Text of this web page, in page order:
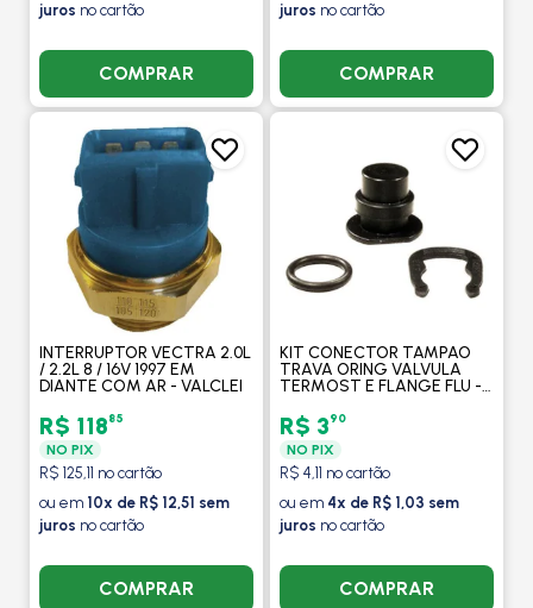
juros no cartão
COMPRAR
juros no cartão
COMPRAR
INTERRUPTOR VECTRA 2.0L
/ 2.2L 8 / 16V 1997 EM
DIANTE COM AR - VALCLEI
R$ 11885
NO PIX
R$ 125,11 no cartão
ou em 10x de R$ 12,51 sem
juros no cartão
COMPRAR
KIT CONECTOR TAMPAO
TRAVA ORING VALVULA
TERMOST E FLANGE FLU -
R$ 390
NO PIX
R$ 4,11 no cartão
ou em 4x de R$ 1,03 sem
juros no cartão
COMPRAR